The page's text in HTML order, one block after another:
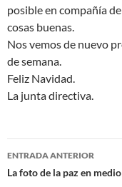
posible en compañía
cosas buenas.
Nos vemos de nuevo
de semana.
Feliz Navidad.
La junta directiva.
Navegación
de
ENTRADA ANTERIOR
La foto de la paz en